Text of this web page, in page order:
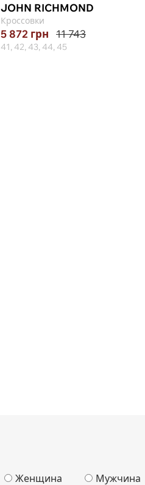
JOHN RICHMOND
Кроссовки
5 872 грн 11 743
41, 42, 43, 44, 45
Женщина Мужчина